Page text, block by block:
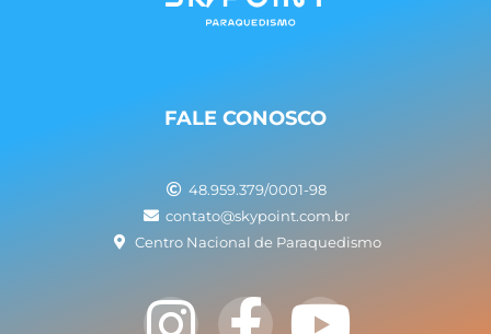
FALE CONOSCO
48.959.379/0001-98
contato@skypoint.com.br
Centro Nacional de Paraquedismo
I
F
Y